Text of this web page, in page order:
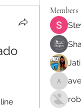
Members